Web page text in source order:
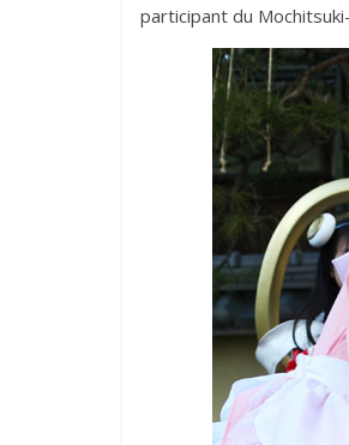
participant du